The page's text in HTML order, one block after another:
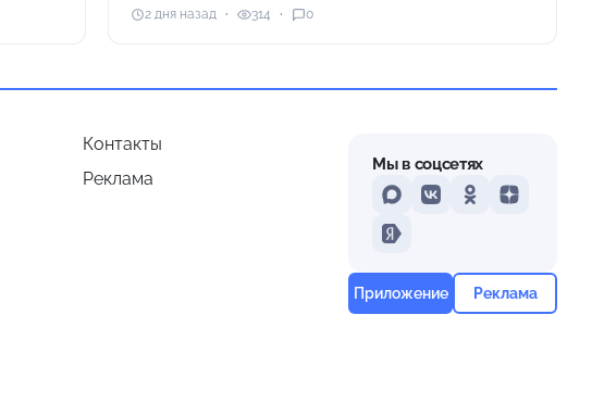
2 дня назад 314 0
Контакты
Реклама
Мы в соцсетях
MAXVKontakteOdnoklassniki
Dzen
Yandex
Приложение Реклама